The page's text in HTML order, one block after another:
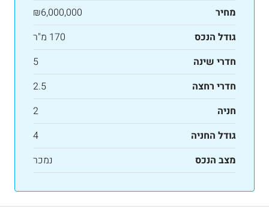
מחיר
₪6,000,000
גודל הנכס
170 מ"ר
חדרי שינה
5
חדרי רחצה
2.5
חניה
2
גודל החניה
4
מצב הנכס
נמכר